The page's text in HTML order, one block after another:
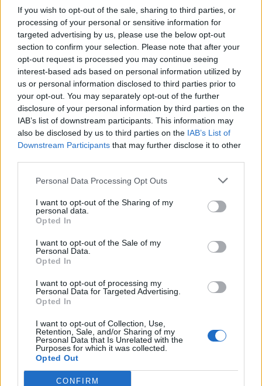
If you wish to opt-out of the sale, sharing to third parties, or
processing of your personal or sensitive information for
targeted advertising by us, please use the below opt-out
section to confirm your selection. Please note that after your
opt-out request is processed you may continue seeing
interest-based ads based on personal information utilized by
us or personal information disclosed to third parties prior to
your opt-out. You may separately opt-out of the further
disclosure of your personal information by third parties on the
IAB’s list of downstream participants. This information may
also be disclosed by us to third parties on the IAB’s List of
Downstream Participants that may further disclose it to other
Personal Data Processing Opt Outs
I want to opt-out of the Sharing of my
personal data.
Opted In
I want to opt-out of the Sale of my
Personal Data.
Opted In
I want to opt-out of processing my
Personal Data for Targeted Advertising.
Opted In
I want to opt-out of Collection, Use,
Retention, Sale, and/or Sharing of my
Personal Data that Is Unrelated with the
Purposes for which it was collected.
Opted Out
CONFIRM
@COOLH